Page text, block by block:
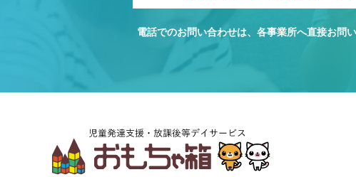
電話でのお問い合わせは、各事業所へ直接お問